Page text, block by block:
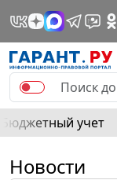
Бюджетный учет
Новости